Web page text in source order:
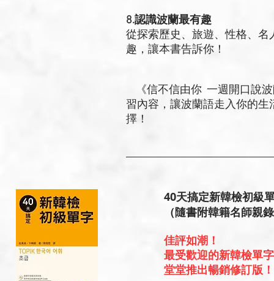
8.認識波蘭最有趣
從探索歷史、旅遊、性格、
趣，讓本書告訴你！
《信不信由你 一週開口說
習內容，讓波蘭語走入你的
擇！
40天搞定新韓檢初級
（隨書附韓籍名師親
佳評如潮！
最受歡迎的新韓檢單
堂堂推出暢銷修訂版！